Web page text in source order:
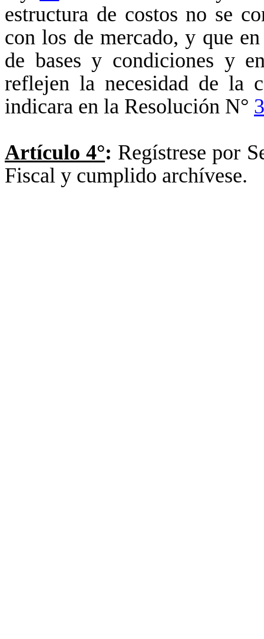
estructura de costos no se
con los de mercado, y que
de bases y condiciones y
reflejen la necesidad de la
indicara en la Resolución N°
Artículo 4°: Regístrese por
Fiscal y cumplido archívese.